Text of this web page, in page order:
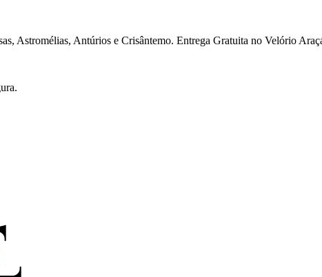
Astromélias, Antúrios e Crisântemo. Entrega Gratuita no Velório